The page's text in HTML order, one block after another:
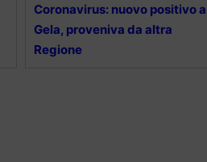
Coronavirus: nuovo positivo a
Gela, proveniva da altra
Regione